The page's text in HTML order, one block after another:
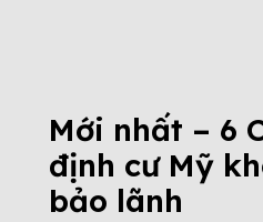
Mới nhất – 6
định cư Mỹ
bảo lãnh